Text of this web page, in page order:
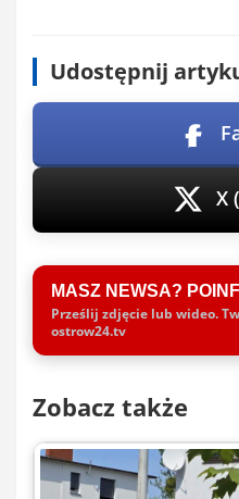
Udostępnij
X
MASZ NEWSA?
Prześlij zdjęcie lub wideo.
ostrow24.tv
Zobacz także